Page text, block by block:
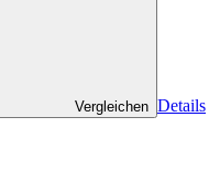
Vergleichen Details